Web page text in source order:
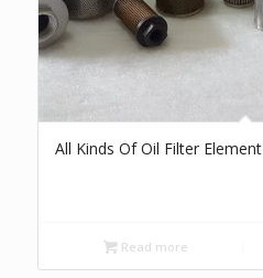
All Kinds Of Oil Filter Element
Read more